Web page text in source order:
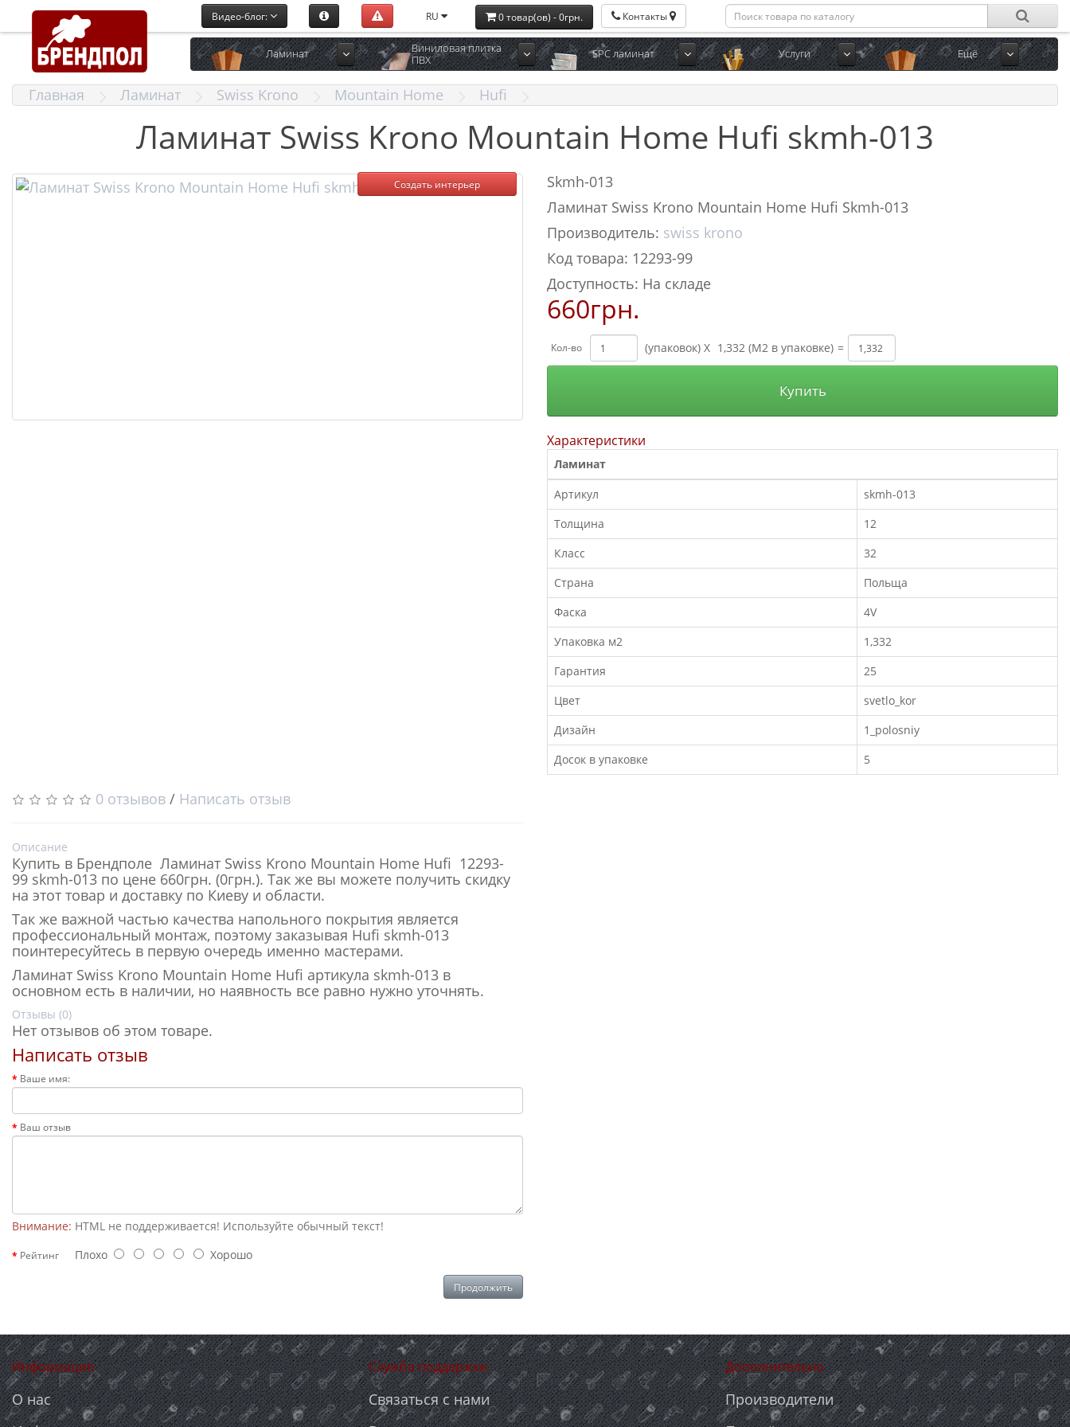
Видео-блог: RU 0 товар(ов) - 0грн. Контакты
Ламинат
Виниловая плитка
ПВХ
SPC ламинат Услуги Ещё
Главная Ламинат Swiss Krono Mountain Home Hufi
Ламинат Swiss Krono Mountain Home Hufi skmh-013
Создать интерьер
Skmh-013
Ламинат Swiss Krono Mountain Home Hufi Skmh-013
Производитель: swiss krono
Код товара: 12293-99
Доступность: На складе
660грн.
Кол-во (упаковок) X 1,332 (М2 в упаковке) =
Купить
Характеристики
Ламинат
Артикул
skmh-013
Толщина
12
Класс
32
Страна
Польща
Фаска
4V
Упаковка м2
1,332
Гарантия
25
Цвет
svetlo_kor
Дизайн
1_polosniy
Досок в упаковке
5
0 отзывов / Написать отзыв
Описание
Купить в Брендполе Ламинат Swiss Krono Mountain Home Hufi 12293-
99 skmh-013 по цене 660грн. (0грн.). Так же вы можете получить скидку
на этот товар и доставку по Киеву и области.
Так же важной частью качества напольного покрытия является
профессиональный монтаж, поэтому заказывая Hufi skmh-013
поинтересуйтесь в первую очередь именно мастерами.
Ламинат Swiss Krono Mountain Home Hufi артикула skmh-013 в
основном есть в наличии, но наявность все равно нужно уточнять.
Отзывы (0)
Нет отзывов об этом товаре.
Написать отзыв
Ваше имя:
Ваш отзыв
Внимание: HTML не поддерживается! Используйте обычный текст!
Рейтинг Плохо Хорошо
Продолжить
Информация
О нас
Служба поддержки
Связаться с нами
Дополнительно
Производители